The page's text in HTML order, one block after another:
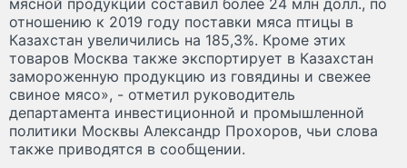
мясной продукции составил более 24 млн долл., по
отношению к 2019 году поставки мяса птицы в
Казахстан увеличились на 185,3%. Кроме этих
товаров Москва также экспортирует в Казахстан
замороженную продукцию из говядины и свежее
свиное мясо», - отметил руководитель
департамента инвестиционной и промышленной
политики Москвы Александр Прохоров, чьи слова
также приводятся в сообщении.